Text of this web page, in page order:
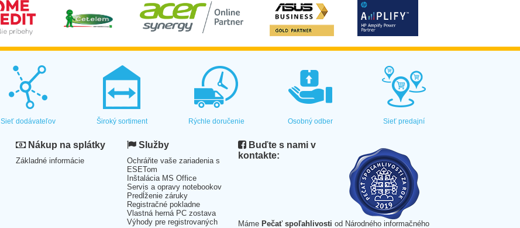
Sieť dodávateľov Široký sortiment Rýchle doručenie Osobný odber Sieť predajní
Nákup na splátky
Základné informácie
Služby
Ochráňte vaše zariadenia s
ESETom
Inštalácia MS Office
Servis a opravy notebookov
Predĺženie záruky
Registračné pokladne
Vlastná herná PC zostava
Výhody pre registrovaných
Buďte s nami v
kontakte:
Máme Pečať spoľahlivosti od Národného informačného